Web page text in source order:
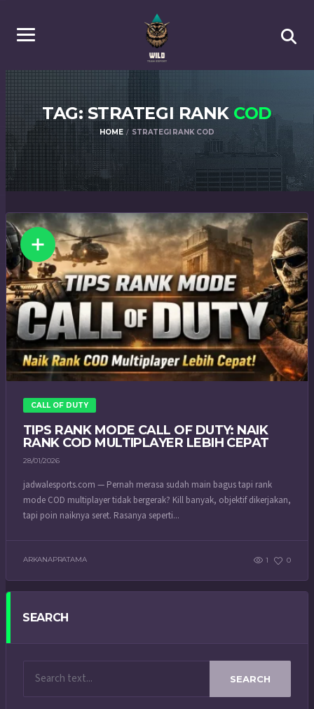
TAG: STRATEGI RANK COD
HOME STRATEGI RANK COD
CALL OF DUTY
TIPS RANK MODE CALL OF DUTY: NAIK
RANK COD MULTIPLAYER LEBIH CEPAT
28/01/2026
jadwalesports.com — Pernah merasa sudah main bagus tapi rank
mode COD multiplayer tidak bergerak? Kill banyak, objektif dikerjakan,
tapi poin naiknya seret. Rasanya seperti...
ARKANAPRATAMA 1 0
SEARCH
SEARCH